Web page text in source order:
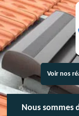
Voir nos
Nous sommes